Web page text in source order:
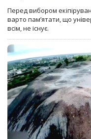
Перед вибором
варто пам’ятати, що
всім, не існує.